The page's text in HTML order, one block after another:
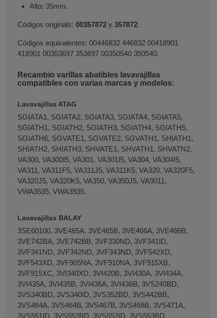
Alto: 35mm.
Códigos originals: 00357872 y 357872.
Códigos equivalentes: 00446832 446832 00418901
418901 00353697 353697 00350540 350540.
Recambio varillas abatibles lavavajillas
compatibles con varias marcas y modelos:
Lavavajillas ATAG
SGIATA1, SGIATA2, SGIATA3, SGIATA4, SGIATA5,
SGIATH1, SGIATH2, SGIATH3, SGIATH4, SGIATH5,
SGIATH6, SGVATE1, SGVATE2, SGVATH1, SHIATH1,
SHIATH2, SHIATH3, SHVATE1, SHVATH1, SHVATN2,
VA300, VA300I5, VA301, VA301I5, VA304, VA304I5,
VA311, VA311F5, VA311J5, VA311K5, VA320, VA320F5,
VA320J5, VA320K5, VA350, VA350J5, VA9011,
VWA3535, VWA3935.
Lavavajillas BALAY
3SE60100, 3VE465A, 3VE465B, 3VE466A, 3VE466B,
3VE742BA, 3VE742BB, 3VF330ND, 3VF341ID,
3VF341ND, 3VF342ND, 3VF343ND, 3VF542XD,
3VF543XD, 3VF905NA, 3VF910NA, 3VF915XB,
3VF915XC, 3VI340XD, 3VI420B, 3VI430A, 3VI434A,
3VI435A, 3VI435B, 3VI436A, 3VI436B, 3VS240BD,
3VS340BD, 3VS340ID, 3VS352BD, 3VS442BB,
3VS464A, 3VS464B, 3VS467B, 3VS468B, 3VS471A,
3VS551ID, 3VS552BD, 3VS552ID, 3VS553BD,